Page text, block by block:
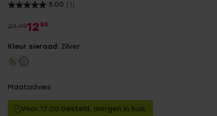
5.00 (1)
24.9912 50
Kleur sieraad: Zilver
Maatadvies
Voor 17:00 besteld, morgen in huis